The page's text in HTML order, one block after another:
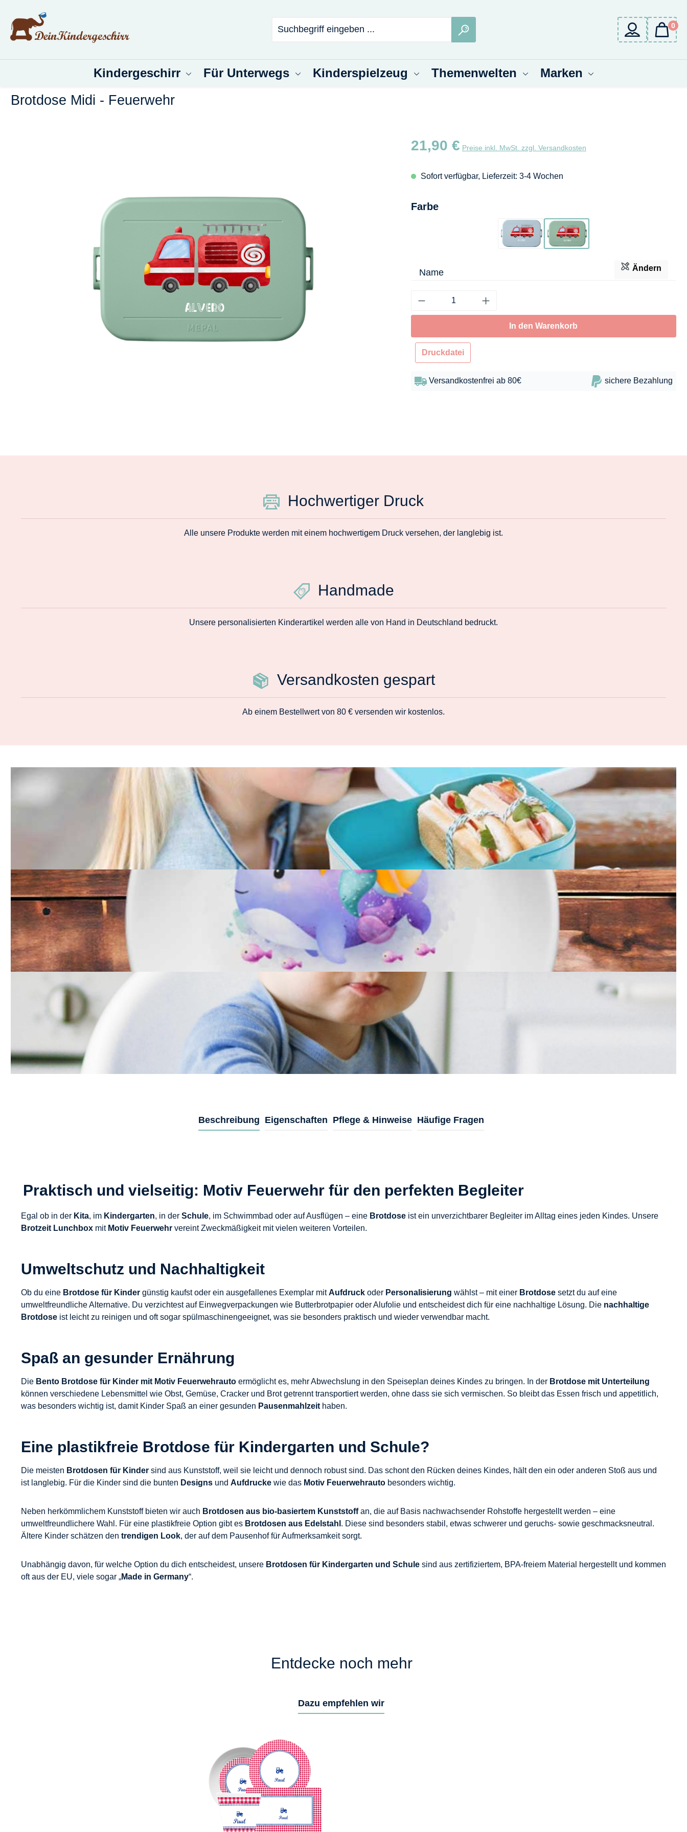
Hauptinhalt springen
Zur Suche springen
0
Kindergeschirr Für Unterwegs Kinderspielzeug Themenwelten Marken
Brotdose Midi - Feuerwehr
Regulärer Preis:
21,90 € Preise inkl. MwSt. zzgl. Versandkosten
Sofort verfügbar, Lieferzeit: 3-4 Wochen
Farbeauswählen
Hellblau Mintgrün
Name Ändern
In den Warenkorb
Druckdatei
Versandkostenfrei ab 80€ sichere Bezahlung
Hochwertiger Druck
Alle unsere Produkte werden mit einem hochwertigem Druck versehen, der langlebig ist.
Handmade
Unsere personalisierten Kinderartikel werden alle von Hand in Deutschland bedruckt.
Versandkosten gespart
Ab einem Bestellwert von 80 € versenden wir kostenlos.
Beschreibung Eigenschaften Pflege & Hinweise Häufige Fragen
Praktisch und vielseitig: Motiv Feuerwehr für den perfekten Begleiter
Egal ob in der Kita, im Kindergarten, in der Schule, im Schwimmbad oder auf Ausflügen – eine Brotdose ist ein unverzichtbarer Begleiter im Alltag eines jeden Kindes. Unsere
Brotzeit Lunchbox mit Motiv Feuerwehr vereint Zweckmäßigkeit mit vielen weiteren Vorteilen.
Umweltschutz und Nachhaltigkeit
Ob du eine Brotdose für Kinder günstig kaufst oder ein ausgefallenes Exemplar mitAufdruck oder Personalisierung wählst – mit einer Brotdose setzt du auf eine
umweltfreundliche Alternative. Du verzichtest auf Einwegverpackungen wie Butterbrotpapier oder Alufolie und entscheidest dich für eine nachhaltige Lösung. Die nachhaltige
Brotdose ist leicht zu reinigen und oft sogar spülmaschinengeeignet, was sie besonders praktisch und wieder verwendbar macht.
Spaß an gesunder Ernährung
Die Bento Brotdose für Kinder mit Motiv Feuerwehrauto ermöglicht es, mehr Abwechslung in den Speiseplan deines Kindes zu bringen. In der Brotdose mit Unterteilung
können verschiedene Lebensmittel wie Obst, Gemüse, Cracker und Brot getrennt transportiert werden, ohne dass sie sich vermischen. So bleibt das Essen frisch und appetitlich,
was besonders wichtig ist, damit Kinder Spaß an einer gesunden Pausenmahlzeit haben.
Eine plastikfreie Brotdose für Kindergarten und Schule?
Die meisten Brotdosen für Kinder sind aus Kunststoff, weil sie leicht und dennoch robust sind. Das schont den Rücken deines Kindes, hält den ein oder anderen Stoß aus und
ist langlebig. Für die Kinder sind die bunten Designs und Aufdrucke wie das Motiv Feuerwehrauto besonders wichtig.
Neben herkömmlichem Kunststoff bieten wir auch Brotdosen aus bio-basiertem Kunststoffan, die auf Basis nachwachsender Rohstoffe hergestellt werden – eine
umweltfreundlichere Wahl. Für eine plastikfreie Option gibt es Brotdosen aus Edelstahl . Diese sind besonders stabil, etwas schwerer und geruchs- sowie geschmacksneutral.
Ältere Kinder schätzen den trendigen Look, der auf dem Pausenhof für Aufmerksamkeit sorgt.
Unabhängig davon, für welche Option du dich entscheidest, unsere Brotdosen für Kindergarten und Schule sind aus zertifiziertem, BPA-freiem Material hergestellt und kommen
oft aus der EU, viele sogar „Made in Germany“.
Entdecke noch mehr
Dazu empfehlen wir